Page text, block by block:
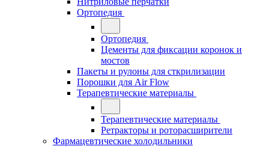
Ортопедия
Ортопедия
Цементы для фиксации коронок и
мостов
Пакеты и рулоны для сткрилизации
Порошки для Air Flow
Терапевтические материалы
Терапевтические материалы
Ретракторы и роторасширители
Фармацевтические холодильники